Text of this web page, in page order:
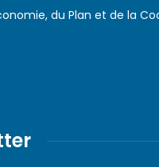
du Plan et de la